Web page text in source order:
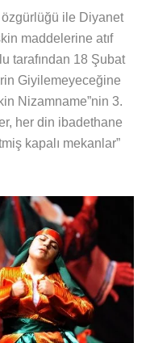
özgürlüğü ile Diyanet
maddelerine atıf
tarafından 18 Şubat
Giyilemeyeceğine
Nizamname”nin 3.
her din ibadethane
kapalı mekanlar”